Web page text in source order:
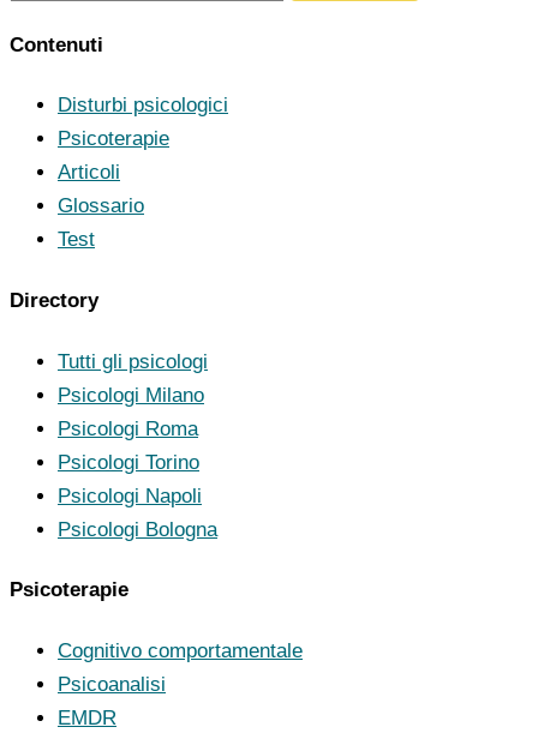
Contenuti
Disturbi psicologici
Psicoterapie
Articoli
Glossario
Test
Directory
Tutti gli psicologi
Psicologi Milano
Psicologi Roma
Psicologi Torino
Psicologi Napoli
Psicologi Bologna
Psicoterapie
Cognitivo comportamentale
Psicoanalisi
EMDR